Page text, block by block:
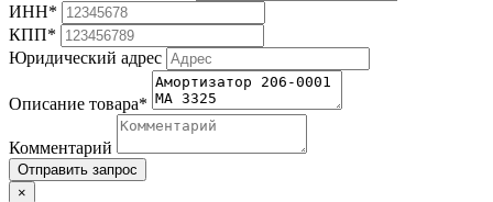
ИНН*
КПП*
Юридический адрес
Описание товара*
Комментарий
Отправить запрос
×